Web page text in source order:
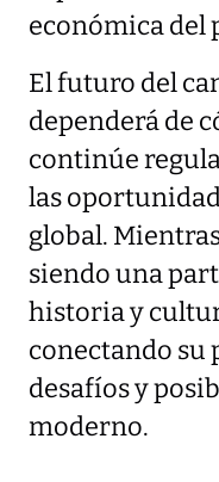
económica del
El futuro del
dependerá de
continúe
las
global.
siendo una
historia y
conectando su
desafíos y
moderno.